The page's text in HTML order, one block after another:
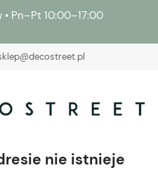
10:00–17:00
konto nie istnieje